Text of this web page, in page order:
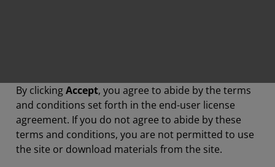
By clickingAccept, you agree to abide by the terms
and conditions set forth in the end-user license
agreement. If you do not agree to abide by these
terms and conditions, you are not permitted to use
the site or download materials from the site.